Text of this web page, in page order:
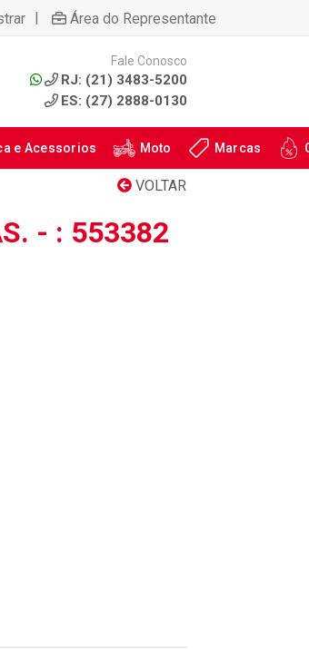
| Área do Representante
Fale Conosco
RJ: (21) 3483-5200
ES: (27) 2888-0130
e Acessorios Moto Marcas
VOLTAR
- : 553382